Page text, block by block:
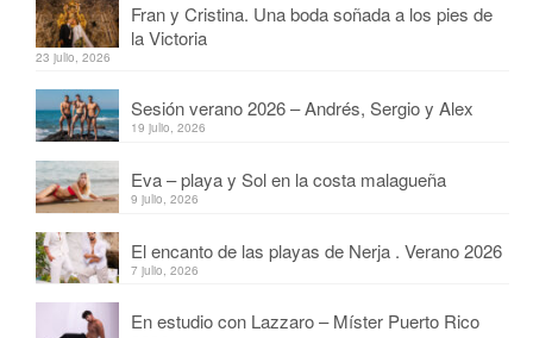
Fran y Cristina. Una boda soñada a los pies de
la Victoria
23 julio, 2026
Sesión verano 2026 – Andrés, Sergio y Alex
19 julio, 2026
Eva – playa y Sol en la costa malagueña
9 julio, 2026
El encanto de las playas de Nerja . Verano 2026
7 julio, 2026
En estudio con Lazzaro – Míster Puerto Rico